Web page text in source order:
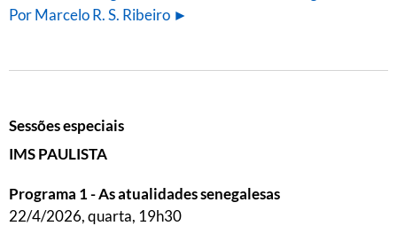
Por Marcelo R. S. Ribeiro ►
Sessões especiais
IMS PAULISTA
Programa 1 - As atualidades senegalesas
22/4/2026, quarta, 19h30